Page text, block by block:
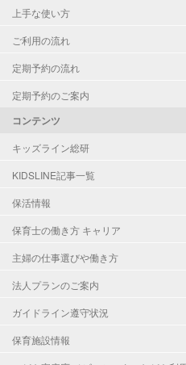
上手な使い方
ご利用の流れ
定期予約の流れ
定期予約のご案内
コンテンツ
キッズライン総研
KIDSLINE記事一覧
保活情報
保育士の働き方 キャリア
主婦の仕事選びや働き方
法人プランのご案内
ガイドライン遵守状況
保育施設情報